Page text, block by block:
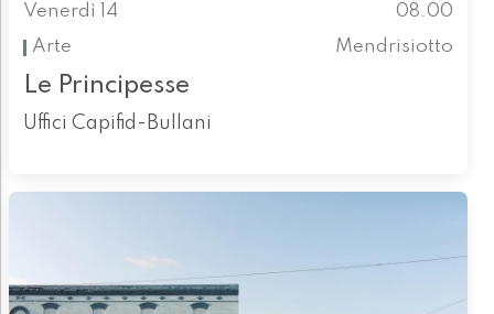
Venerdì 14
08.00
Arte
Mendrisiotto
Le Principesse
Uffici Capifid-Bullani